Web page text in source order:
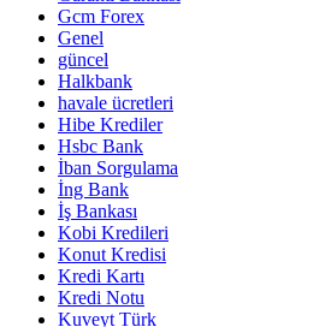
Gcm Forex
Genel
güncel
Halkbank
havale ücretleri
Hibe Krediler
Hsbc Bank
İban Sorgulama
İng Bank
İş Bankası
Kobi Kredileri
Konut Kredisi
Kredi Kartı
Kredi Notu
Kuveyt Türk